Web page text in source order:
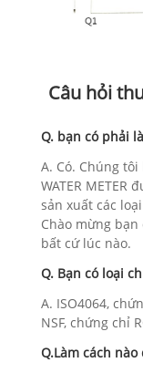
Câu hỏi
Q. bạn có phải
A. Có. Chúng tôi
WATER
sản xuất các
Chào mừng
bất cứ lúc nào.
Q. Bạn có loại
A. ISO4064,
NSF, chứng chỉ
Q.Làm cách